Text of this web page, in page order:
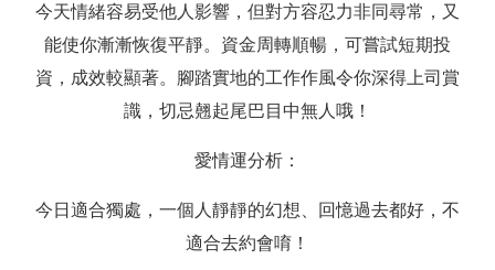
今天情緒容易受他人影響，但對方容忍力非同尋常，又
能使你漸漸恢復平靜。資金周轉順暢，可嘗試短期投
資，成效較顯著。腳踏實地的工作作風令你深得上司賞
識，切忌翹起尾巴目中無人哦！
愛情運分析：
今日適合獨處，一個人靜靜的幻想、回憶過去都好，不
適合去約會唷！